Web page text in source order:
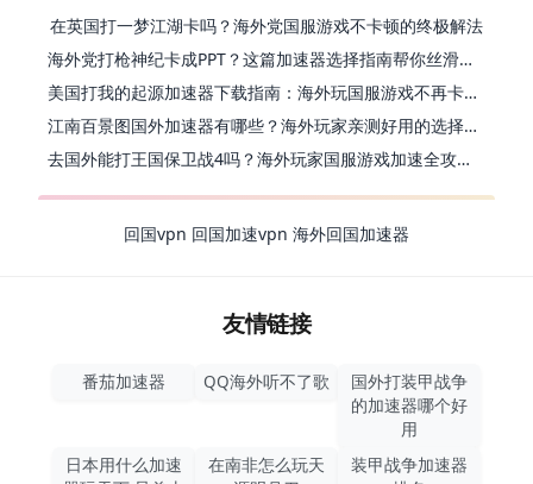
在英国打一梦江湖卡吗？海外党国服游戏不卡顿的终极解法
海外党打枪神纪卡成PPT？这篇加速器选择指南帮你丝滑上分
美国打我的起源加速器下载指南：海外玩国服游戏不再卡的终极方案
江南百景图国外加速器有哪些？海外玩家亲测好用的选择与避坑指南
去国外能打王国保卫战4吗？海外玩家国服游戏加速全攻略（附公主连结幻想江湖实测）
回国vpn 回国加速vpn 海外回国加速器
友情链接
番茄加速器 QQ海外听不了歌
国外打装甲战争
的加速器哪个好
用
日本用什么加速
在南非怎么玩天
装甲战争加速器